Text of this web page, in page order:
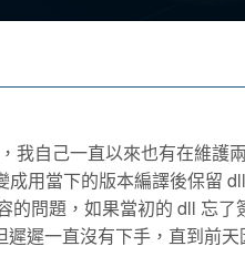
自己一直以來也有在維護
用當下的版本編譯後保留
問題，如果當初的 dll 忘了
遲遲一直沒有下手，直到前